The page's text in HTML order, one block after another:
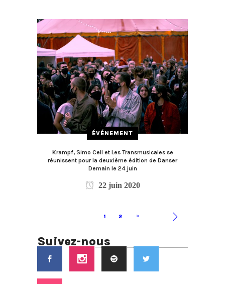
ÉVÉNEMENT
Krampf, Simo Cell et Les Transmusicales se
réunissent pour la deuxième édition de Danser
Demain le 24 juin
22 juin 2020
1 2
Suivez-nous